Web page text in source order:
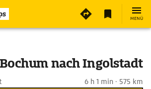
MENÜ
nach Ingolstadt
6 h 1 min · 575 km